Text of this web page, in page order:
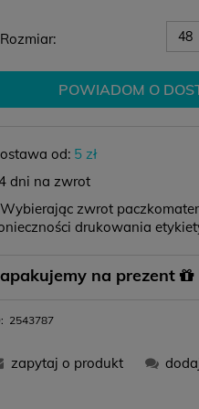
Rozmiar:
POWIADOM O
od: 5 zł
dni na zwrot
zwrot
drukowania
na prezent
koszyku wystarczy wybrać
2543787
zapytaj o produkt